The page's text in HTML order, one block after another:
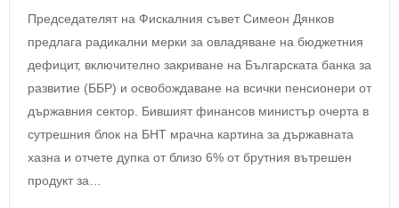
Председателят на Фискалния съвет Симеон Дянков
предлага радикални мерки за овладяване на бюджетния
дефицит, включително закриване на Българската банка за
развитие (ББР) и освобождаване на всички пенсионери от
държавния сектор. Бившият финансов министър очерта в
сутрешния блок на БНТ мрачна картина за държавната
хазна и отчете дупка от близо 6% от брутния вътрешен
продукт за…